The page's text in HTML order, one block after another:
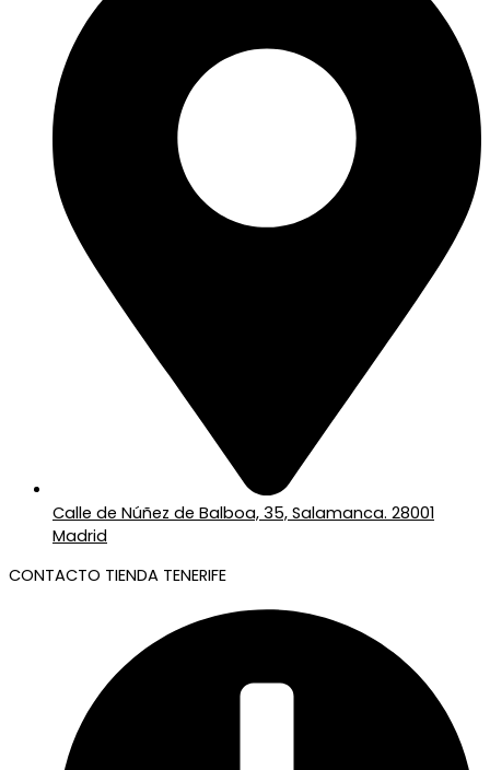
Calle de Núñez de Balboa, 35, Salamanca. 28001
Madrid
CONTACTO TIENDA TENERIFE